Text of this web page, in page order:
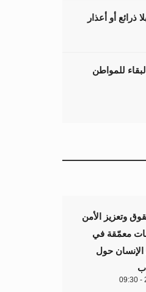
ذرائع أو أعذار
للمواطن
وتعزيز الأمن
معمّقة في
حول